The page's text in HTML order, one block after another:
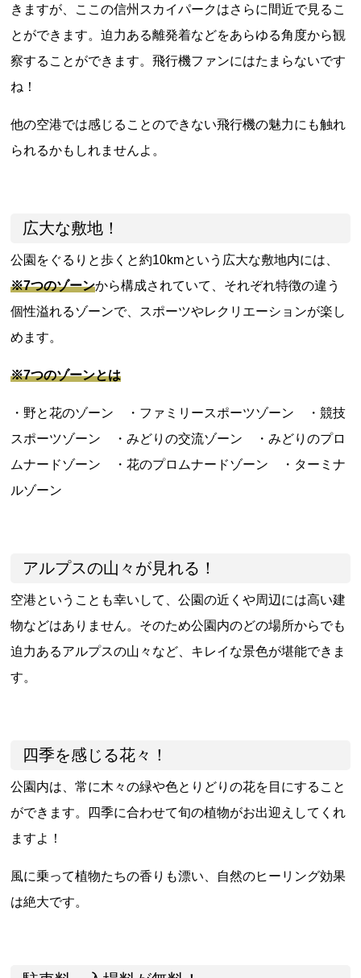
きますが、ここの信州スカイパークはさらに間近で見るこ
とができます。迫力ある離発着などをあらゆる角度から観
察することができます。飛行機ファンにはたまらないです
ね！
他の空港では感じることのできない飛行機の魅力にも触れ
られるかもしれませんよ。
広大な敷地！
公園をぐるりと歩くと約10kmという広大な敷地内には、
※7つのゾーンから構成されていて、それぞれ特徴の違う
個性溢れるゾーンで、スポーツやレクリエーションが楽し
めます。
※7つのゾーンとは
・野と花のゾーン ・ファミリースポーツゾーン ・競技
スポーツゾーン ・みどりの交流ゾーン ・みどりのプロ
ムナードゾーン ・花のプロムナードゾーン ・ターミナ
ルゾーン
アルプスの山々が見れる！
空港ということも幸いして、公園の近くや周辺には高い建
物などはありません。そのため公園内のどの場所からでも
迫力あるアルプスの山々など、キレイな景色が堪能できま
す。
四季を感じる花々！
公園内は、常に木々の緑や色とりどりの花を目にすること
ができます。四季に合わせて旬の植物がお出迎えしてくれ
ますよ！
風に乗って植物たちの香りも漂い、自然のヒーリング効果
は絶大です。